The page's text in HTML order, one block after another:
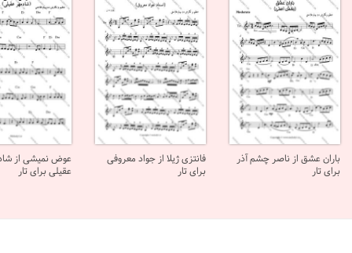
باران عشق از ناصر چشم آذر
برای تار
فانتزی ژیلا از جواد معروفی
برای تار
عوض نمیشی از
عقیلی برای تار